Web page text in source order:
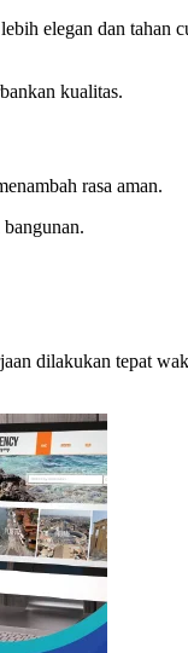
elegan dan tahan
kualitas.
rasa aman.
dilakukan tepat